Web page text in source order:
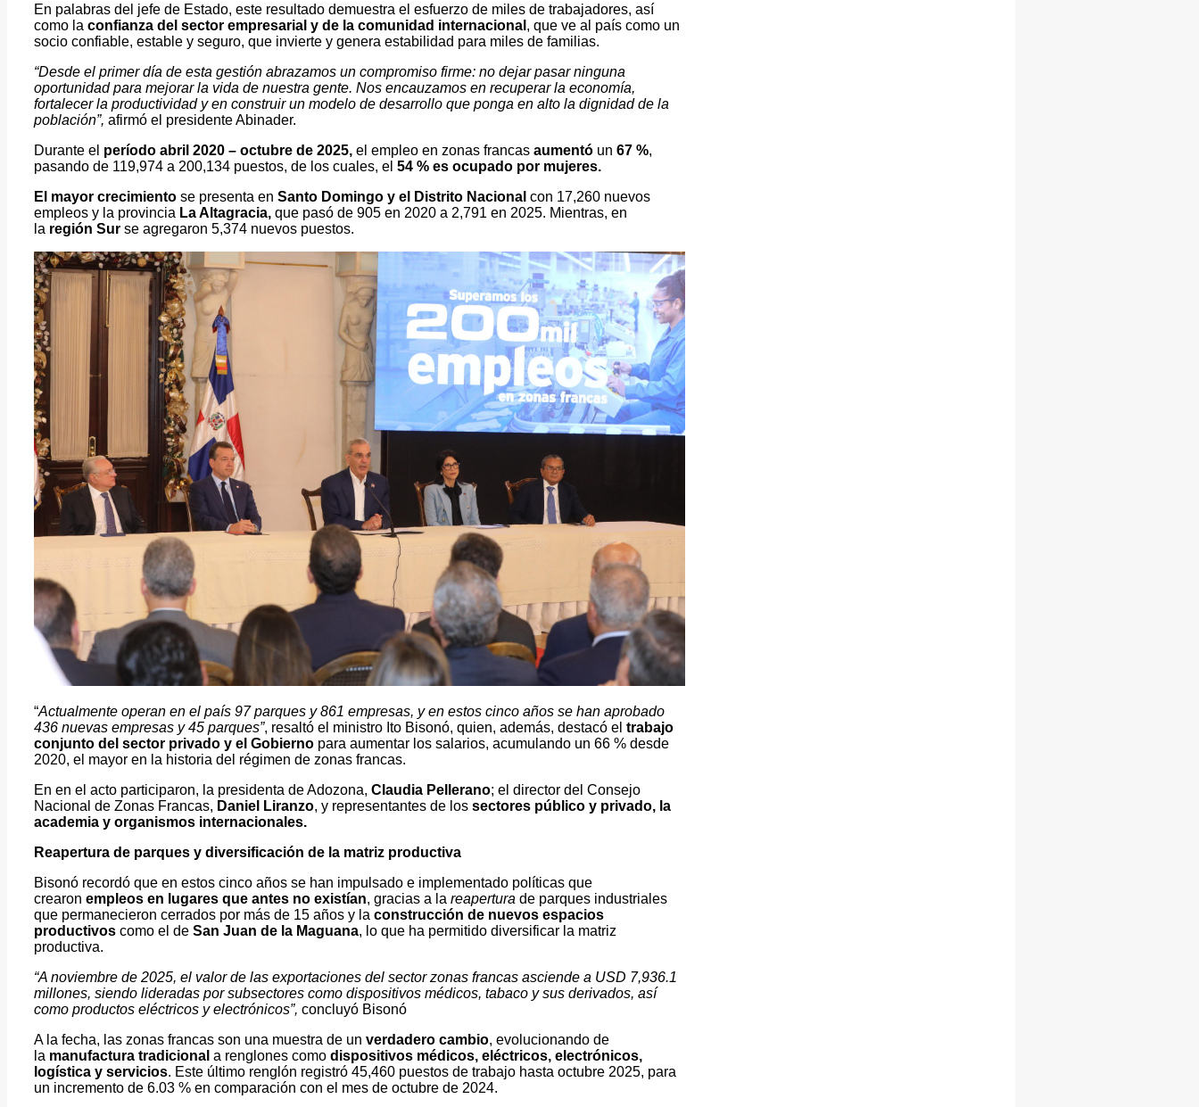
En palabras del jefe de Estado, este resultado demuestra el esfuerzo de miles de trabajadores, así
como la confianza del sector empresarial y de la comunidad internacional , que ve al país como un
socio confiable, estable y seguro, que invierte y genera estabilidad para miles de familias.
“Desde el primer día de esta gestión abrazamos un compromiso firme: no dejar pasar ninguna
oportunidad para mejorar la vida de nuestra gente. Nos encauzamos en recuperar la economía,
fortalecer la productividad y en construir un modelo de desarrollo que ponga en alto la dignidad de la
población”, afirmó el presidente Abinader.
Durante el período abril 2020 – octubre de 2025, el empleo en zonas francas aumentó un 67 %,
pasando de 119,974 a 200,134 puestos, de los cuales, el 54 % es ocupado por mujeres.
El mayor crecimiento se presenta en Santo Domingo y el Distrito Nacional con 17,260 nuevos
empleos y la provincia La Altagracia, que pasó de 905 en 2020 a 2,791 en 2025. Mientras, en
la región Sur se agregaron 5,374 nuevos puestos.
“Actualmente operan en el país 97 parques y 861 empresas, y en estos cinco años se han aprobado
436 nuevas empresas y 45 parques”, resaltó el ministro Ito Bisonó, quien, además, destacó el trabajo
conjunto del sector privado y el Gobierno para aumentar los salarios, acumulando un 66 % desde
2020, el mayor en la historia del régimen de zonas francas.
En en el acto participaron, la presidenta de Adozona, Claudia Pellerano; el director del Consejo
Nacional de Zonas Francas, Daniel Liranzo, y representantes de los sectores público y privado, la
academia y organismos internacionales.
Reapertura de parques y diversificación de la matriz productiva
Bisonó recordó que en estos cinco años se han impulsado e implementado políticas que
crearon empleos en lugares que antes no existían, gracias a la reapertura de parques industriales
que permanecieron cerrados por más de 15 años y la construcción de nuevos espacios
productivos como el de San Juan de la Maguana, lo que ha permitido diversificar la matriz
productiva.
“A noviembre de 2025, el valor de las exportaciones del sector zonas francas asciende a USD 7,936.1
millones, siendo lideradas por subsectores como dispositivos médicos, tabaco y sus derivados, así
como productos eléctricos y electrónicos”, concluyó Bisonó
A la fecha, las zonas francas son una muestra de un verdadero cambio, evolucionando de
la manufactura tradicional a renglones como dispositivos médicos, eléctricos, electrónicos,
logística y servicios. Este último renglón registró 45,460 puestos de trabajo hasta octubre 2025, para
un incremento de 6.03 % en comparación con el mes de octubre de 2024.